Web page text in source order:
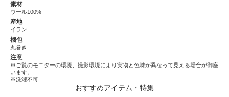
素材
ウール100%
産地
イラン
梱包
丸巻き
注意
※ご覧のモニターの環境、撮影環境により実物と色味が異なって見える場合が御座
います。
※洗濯不可
おすすめアイテム・特集